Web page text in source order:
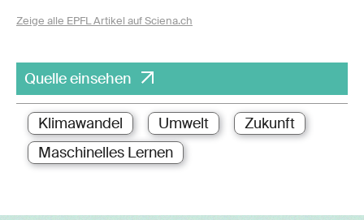
Zeige alle EPFL Artikel auf Sciena.ch
Quelle einsehen
Klimawandel Umwelt
Zukunft
Maschinelles Lernen